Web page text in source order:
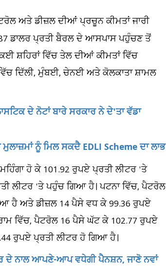
ਅਤੇ ਡੀਜ਼ਲ ਦੀਆਂ ਪ੍ਰਚੂਨ ਕੀਮਤਾਂ ਜਾਰੀ
ਡਾਲਰ ਪ੍ਰਤੀ ਬੈਰਲ ਦੇ ਆਸਪਾਸ ਪਹੁੰਚਣ ਤੋਂ
ਸ਼ਹਿਰਾਂ ਵਿੱਚ ਤੇਲ ਦੀਆਂ ਕੀਮਤਾਂ ਵਿੱਚ
ਦਿੱਲੀ, ਮੁੰਬਈ, ਚੇਨਈ ਅਤੇ ਕੋਲਕਾਤਾ ਸ਼ਾਮਲ
ਦੇ ਨੋਟਾਂ ਬਾਰੇ ਸਰਕਾਰ ਨੇ ਦੇ'ਤਾ ਵੱਡਾ
ਨੂੰ ਮਿਲ ਸਕਦੈ EDLI Scheme ਦਾ ਲਾਭ
ਹੋ ਕੇ 101.92 ਰੁਪਏ ਪ੍ਰਤੀ ਲੀਟਰ 'ਤੇ
ਲੀਟਰ 'ਤੇ ਪਹੁੰਚ ਗਿਆ ਹੈ। ਪਟਨਾ ਵਿੱਚ, ਪੈਟਰੋਲ
ਹੈ ਅਤੇ ਡੀਜ਼ਲ 14 ਪੈਸੇ ਵਧ ਕੇ 99.36 ਰੁਪਏ
ਵਿੱਚ, ਪੈਟਰੋਲ 16 ਪੈਸੇ ਘੱਟ ਕੇ 102.77 ਰੁਪਏ
ਰੁਪਏ ਪ੍ਰਤੀ ਲੀਟਰ ਹੋ ਗਿਆ ਹੈ।
ਦੇ ਨਾਲ ਆਪਣੇ-ਆਪ ਵਧੇਗੀ ਪੈਨਸ਼ਨ, ਜਾਣੋ ਨਵਾਂ